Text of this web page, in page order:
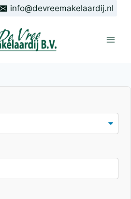
info@devreemakelaardij.nl